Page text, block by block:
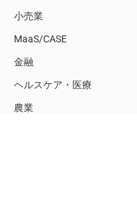
小売業
MaaS/CASE
金融
ヘルスケア・医療
農業